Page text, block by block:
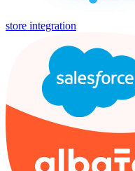
store integration